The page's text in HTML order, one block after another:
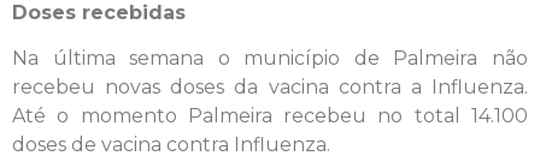
Doses recebidas
Na última semana o município de Palmeira não
recebeu novas doses da vacina contra a Influenza.
Até o momento Palmeira recebeu no total 14.100
doses de vacina contra Influenza.